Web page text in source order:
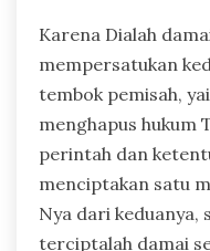
Karena Dialah
mempersatukan
tembok pemisah,
menghapus hukum
perintah dan
menciptakan satu
Nya dari keduanya,
terciptalah damai